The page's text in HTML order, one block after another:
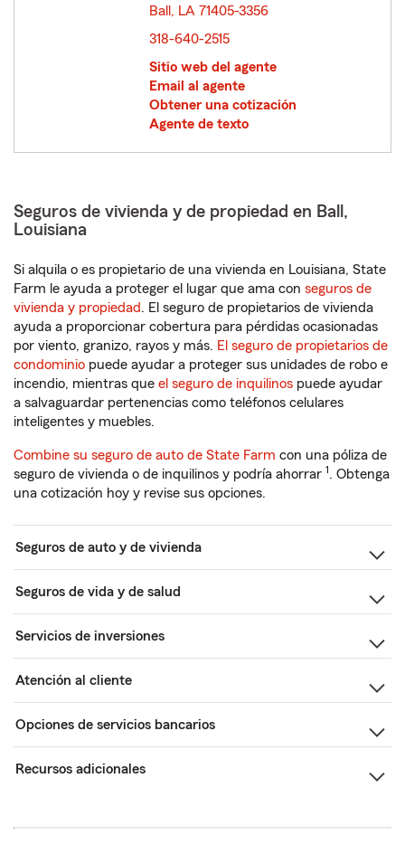
Ball, LA 71405-3356
318-640-2515
Sitio web del agente
Email al agente
Obtener una cotización
Agente de texto
Seguros de vivienda y de propiedad en Ball,
Louisiana
Si alquila o es propietario de una vivienda en Louisiana, State
Farm le ayuda a proteger el lugar que ama con seguros de
vivienda y propiedad. El seguro de propietarios de vivienda
ayuda a proporcionar cobertura para pérdidas ocasionadas
por viento, granizo, rayos y más. El seguro de propietarios de
condominio puede ayudar a proteger sus unidades de robo e
incendio, mientras que el seguro de inquilinos puede ayudar
a salvaguardar pertenencias como teléfonos celulares
inteligentes y muebles.
Combine su seguro de auto de State Farm con una póliza de
seguro de vivienda o de inquilinos y podría ahorrar 1. Obtenga
una cotización hoy y revise sus opciones.
Seguros de auto y de vivienda
Seguros de vida y de salud
Servicios de inversiones
Atención al cliente
Opciones de servicios bancarios
Recursos adicionales